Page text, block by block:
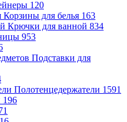
120
Корзины для белья 163
Крючки для ванной 834
953
Подставки для
Полотенцедержатели 1591
196